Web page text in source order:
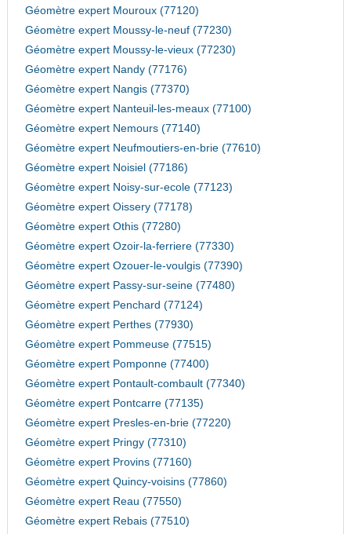
Géomètre expert Mouroux (77120)
Géomètre expert Moussy-le-neuf (77230)
Géomètre expert Moussy-le-vieux (77230)
Géomètre expert Nandy (77176)
Géomètre expert Nangis (77370)
Géomètre expert Nanteuil-les-meaux (77100)
Géomètre expert Nemours (77140)
Géomètre expert Neufmoutiers-en-brie (77610)
Géomètre expert Noisiel (77186)
Géomètre expert Noisy-sur-ecole (77123)
Géomètre expert Oissery (77178)
Géomètre expert Othis (77280)
Géomètre expert Ozoir-la-ferriere (77330)
Géomètre expert Ozouer-le-voulgis (77390)
Géomètre expert Passy-sur-seine (77480)
Géomètre expert Penchard (77124)
Géomètre expert Perthes (77930)
Géomètre expert Pommeuse (77515)
Géomètre expert Pomponne (77400)
Géomètre expert Pontault-combault (77340)
Géomètre expert Pontcarre (77135)
Géomètre expert Presles-en-brie (77220)
Géomètre expert Pringy (77310)
Géomètre expert Provins (77160)
Géomètre expert Quincy-voisins (77860)
Géomètre expert Reau (77550)
Géomètre expert Rebais (77510)